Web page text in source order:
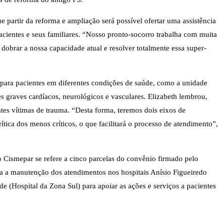
da reforma e ampliação será possível ofertar uma assistência
e seus familiares. “Nosso pronto-socorro trabalha com muita
a nossa capacidade atual e resolver totalmente essa super-
pacientes em diferentes condições de saúde, como a unidade
graves cardíacos, neurológicos e vasculares. Elizabeth lembrou,
vítimas de trauma. “Desta forma, teremos dois eixos de
dos menos críticos, o que facilitará o processo de atendimento”,
se refere a cinco parcelas do convênio firmado pelo
a manutenção dos atendimentos nos hospitais Anísio Figueiredo
(Hospital da Zona Sul) para apoiar as ações e serviços a pacientes